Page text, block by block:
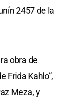
2457 de la
obra de
Frida Kahlo”,
Meza, y